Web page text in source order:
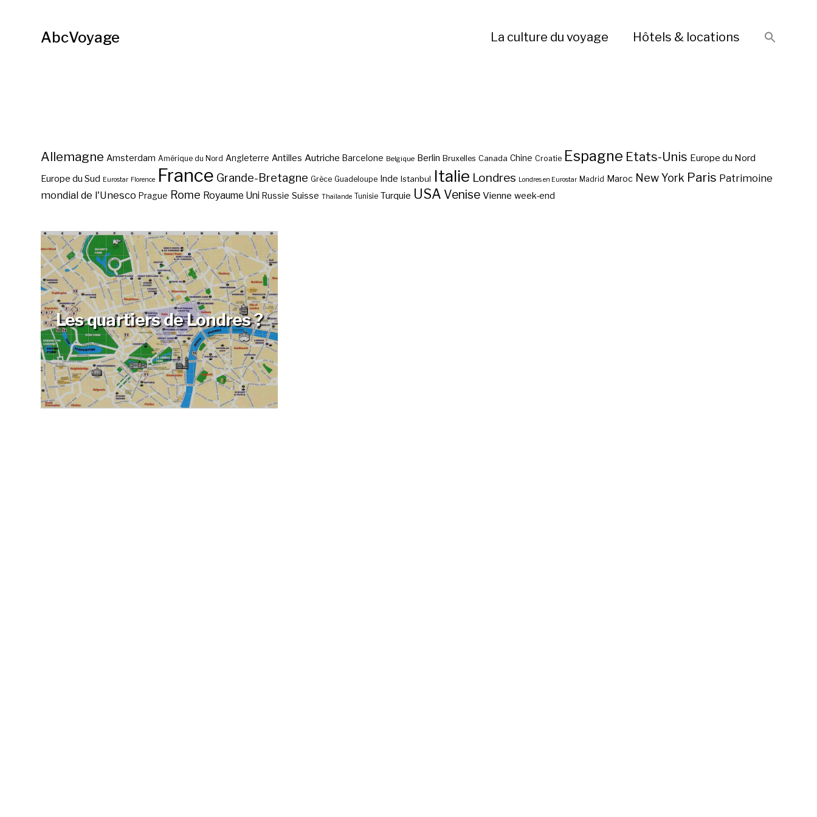
AbcVoyage La culture du voyage Hôtels & locations
Allemagne Amsterdam Amérique du Nord Angleterre Antilles Autriche Barcelone Belgique Berlin Bruxelles Canada Chine Croatie Espagne Etats-Unis Europe du Nord
Europe du Sud Eurostar Florence France Grande-Bretagne Grèce Guadeloupe Inde Istanbul Italie Londres Londres en Eurostar Madrid Maroc New York Paris Patrimoine
mondial de l'Unesco Prague Rome Royaume Uni Russie Suisse Thaïlande Tunisie Turquie USA Venise Vienne week-end
Les quartiers de Londres ?